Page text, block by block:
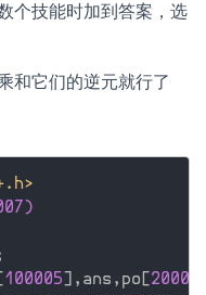
个技能时加到答案，选
和它们的逆元就行了
100005] , ans , po [